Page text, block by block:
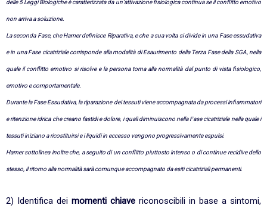
delle 5 Leggi Biologiche è caratterizzata da un’attivazione fisiologica continua se il conflitto emotivo
non arriva a soluzione.
La seconda Fase, che Hamer definisce Riparativa, e che a sua volta si divide in una Fase essudativa
e in una Fase cicatriziale corrisponde alla modalità di Esaurimento della Terza Fase della SGA, nella
quale il conflitto emotivo si risolve e la persona torna alla normalità dal punto di vista fisiologico,
emotivo e comportamentale.
Durante la Fase Essudativa, la riparazione dei tessuti viene accompagnata da processi infiammatori
e ritenzione idrica che creano fastidi e dolore, i quali diminuiscono nella Fase cicatriziale nella quale i
tessuti iniziano a ricostituirsi e i liquidi in eccesso vengono progressivamente espulsi.
Hamer sottolinea inoltre che, a seguito di un conflitto piuttosto intenso o di continue recidive dello
stesso, il ritorno alla normalità sarà comunque accompagnato da esiti cicatriziali permanenti.
2) Identifica dei momenti chiave riconoscibili in base a sintomi,